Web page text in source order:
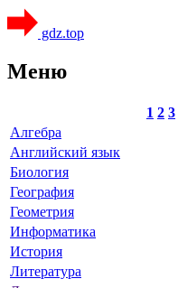
gdz.top
Меню
1 2 3
Алгебра
Английский язык
Биология
География
Геометрия
Информатика
История
Литература